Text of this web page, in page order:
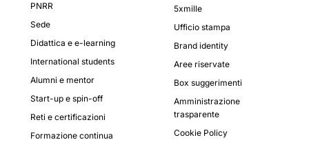
PNRR
Sede
Didattica e e-learning
International students
Alumni e mentor
Start-up e spin-off
Reti e certificazioni
Formazione continua
5xmille
Ufficio stampa
Brand identity
Aree riservate
Box suggerimenti
Amministrazione
trasparente
Cookie Policy